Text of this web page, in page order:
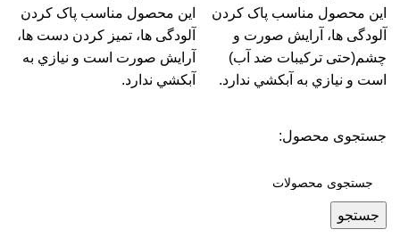
جستجوی محصول:
جستجو
این محصول مناسب پاک کردن
آلودگی ها، آرایش صورت و
چشم(حتی ترکیبات ضد آب)
است و نيازي به آبکشي ندارد.
این محصول مناسب پاک کردن
آلودگی ها، تمیز کردن دست ها،
آرایش صورت است و نيازي به
آبکشي ندارد.